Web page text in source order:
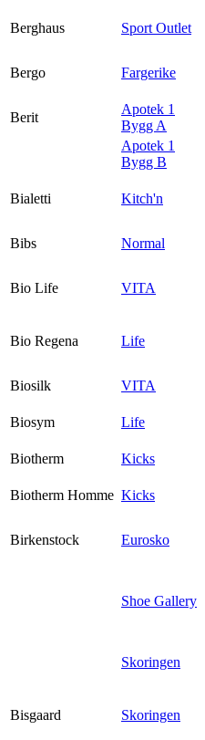
Berghaus
Sport Outlet
Bergo Fargerike
Berit
Apotek 1
Bygg A
Apotek 1
Bygg B
Bialetti Kitch'n
Bibs
Normal
Bio Life VITA
Bio Regena Life
Biosilk
VITA
Biosym
Life
Biotherm
Kicks
Biotherm Homme Kicks
Birkenstock Eurosko
Shoe Gallery
Skoringen
Bisgaard Skoringen